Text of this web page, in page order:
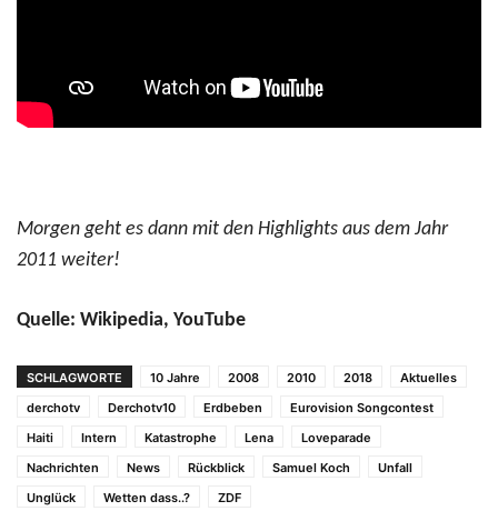
Morgen geht es dann mit den Highlights aus dem Jahr
2011 weiter!
Quelle: Wikipedia, YouTube
SCHLAGWORTE 10 Jahre 2008 2010 2018
Aktuelles
derchotv
Derchotv10 Erdbeben
Eurovision Songcontest
Haiti
Intern Katastrophe Lena
Loveparade
Nachrichten
News Rückblick Samuel Koch
Unfall
Unglück
Wetten dass..? ZDF